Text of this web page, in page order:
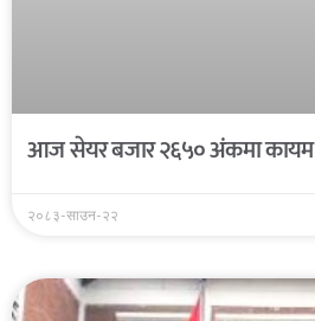
आज सेयर बजार २६५० अंकमा कायम
२०८३-साउन-२२